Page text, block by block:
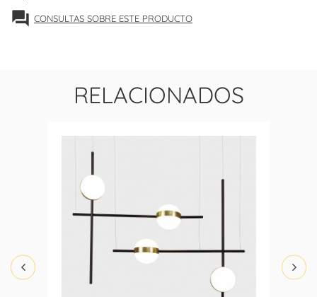
forum CONSULTAS SOBRE ESTE PRODUCTO
RELACIONADOS